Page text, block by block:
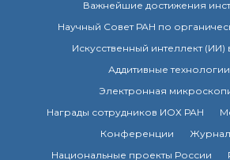
Важнейшие достижения
Научный Совет РАН по
Искусственный интеллект (ИИ)
Аддитивные технологии
Электронная
Награды сотрудников ИОХ РАН
Конференции
Национальные проекты России